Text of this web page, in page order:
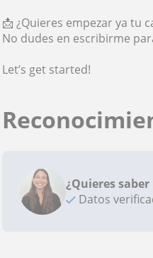
📩 ¿Quieres empezar ya tu
No dudes en escribirme
Let’s get started!
¿Quieres
Datos